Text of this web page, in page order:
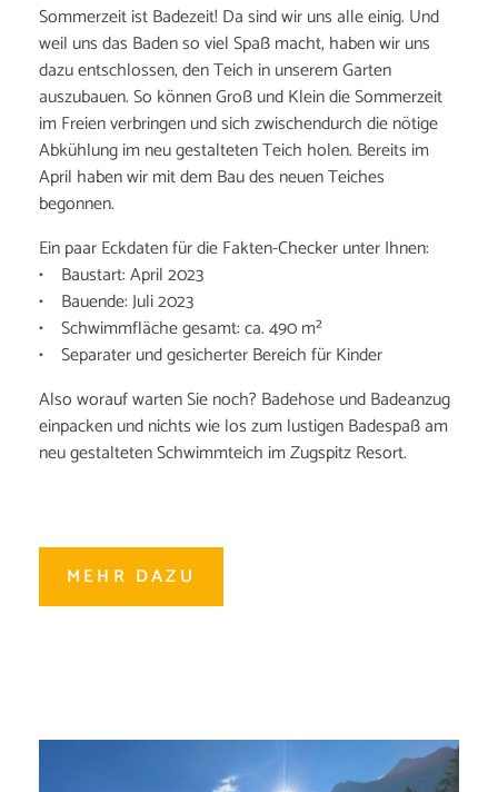
Sommerzeit ist Badezeit! Da sind wir uns alle einig. Und
weil uns das Baden so viel Spaß macht, haben wir uns
dazu entschlossen, den Teich in unserem Garten
auszubauen. So können Groß und Klein die Sommerzeit
im Freien verbringen und sich zwischendurch die nötige
Abkühlung im neu gestalteten Teich holen. Bereits im
April haben wir mit dem Bau des neuen Teiches
begonnen.
Ein paar Eckdaten für die Fakten-Checker unter Ihnen:
• Baustart: April 2023
• Bauende: Juli 2023
• Schwimmfläche gesamt: ca. 490 m²
• Separater und gesicherter Bereich für Kinder
Also worauf warten Sie noch? Badehose und Badeanzug
einpacken und nichts wie los zum lustigen Badespaß am
neu gestalteten Schwimmteich im Zugspitz Resort.
MEHR DAZU